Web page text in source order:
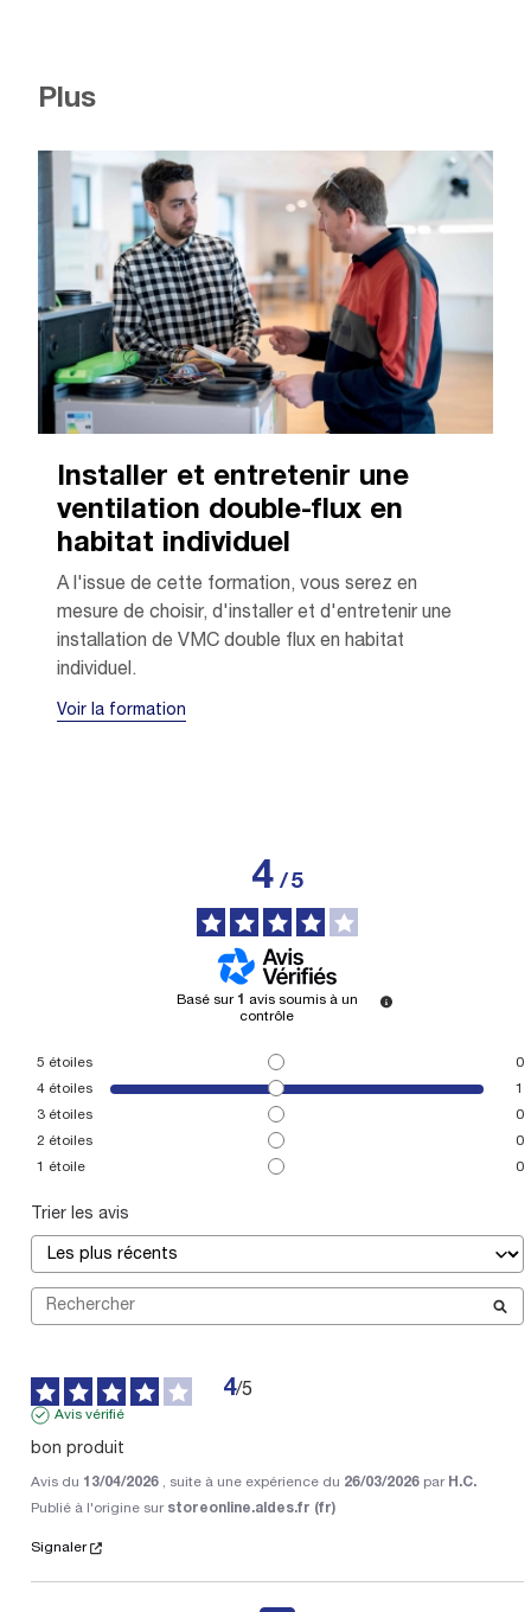
Plus
Installer et entretenir une
ventilation double-flux en
habitat individuel
A l'issue de cette formation, vous serez en
mesure de choisir, d'installer et d'entretenir une
installation de VMC double flux en habitat
individuel.
Voir la formation
4/5
Basé sur 1
avis soumis à un
contrôle
5 étoiles
0
4 étoiles
1
3 étoiles
0
2 étoiles
0
1 étoile 0
Trier les avis
4/5
Avis vérifié
bon produit
Avis du 13/04/2026 , suite à une expérience du 26/03/2026 par H.C.
Publié à l'origine sur storeonline.aldes.fr (fr)
Signaler